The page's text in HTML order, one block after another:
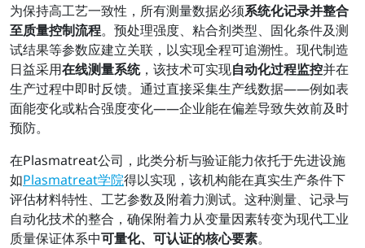
为保持高工艺一致性，所有测量数据必须系统化记录并整合
至质量控制流程。预处理强度、粘合剂类型、固化条件及测
试结果等参数应建立关联，以实现全程可追溯性。现代制造
日益采用在线测量系统，该技术可实现自动化过程监控并在
生产过程中即时反馈。通过直接采集生产线数据——例如表
面能变化或粘合强度变化——企业能在偏差导致失效前及时
预防。
在Plasmatreat公司，此类分析与验证能力依托于先进设施
如Plasmatreat学院得以实现，该机构能在真实生产条件下
评估材料特性、工艺参数及附着力测试。这种测量、记录与
自动化技术的整合，确保附着力从变量因素转变为现代工业
质量保证体系中可量化、可认证的核心要素。